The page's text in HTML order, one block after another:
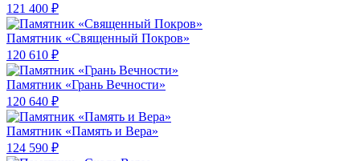
121 400 ₽
Памятник «Священный Покров»
120 610 ₽
Памятник «Грань Вечности»
120 640 ₽
Памятник «Память и Вера»
124 590 ₽